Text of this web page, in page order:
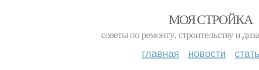
МОЯ СТРОЙКА
советы по ремонту, строительству и
главная новости